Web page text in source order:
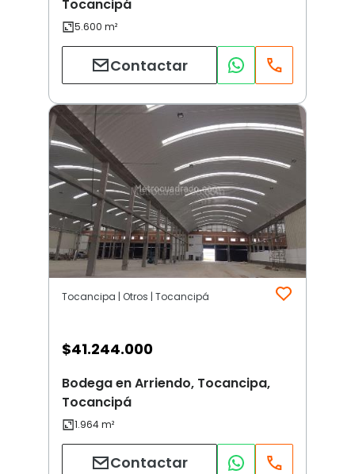
Tocancipá
Contactar
Tocancipa | Otros | Tocancipá
$41.244.000
Bodega en Arriendo, Tocancipa,
Tocancipá
Contactar